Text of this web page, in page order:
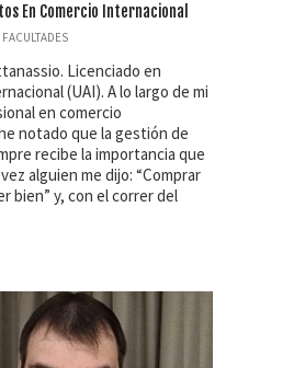
En Comercio Internacional
FACULTADES
Licenciado en
(UAI). A lo largo de mi
en comercio
notado que la gestión de
recibe la importancia que
alguien me dijo: “Comprar
bien” y, con el correr del